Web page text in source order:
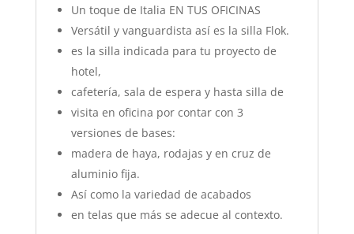
Un toque de Italia EN TUS OFICINAS
Versátil y vanguardista así es la silla Flok.
es la silla indicada para tu proyecto de
hotel,
cafetería, sala de espera y hasta silla de
visita en oficina por contar con 3
versiones de bases:
madera de haya, rodajas y en cruz de
aluminio fija.
Así como la variedad de acabados
en telas que más se adecue al contexto.